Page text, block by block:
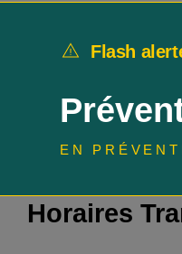
Il est demandé aux
Horaires
Flash
EN